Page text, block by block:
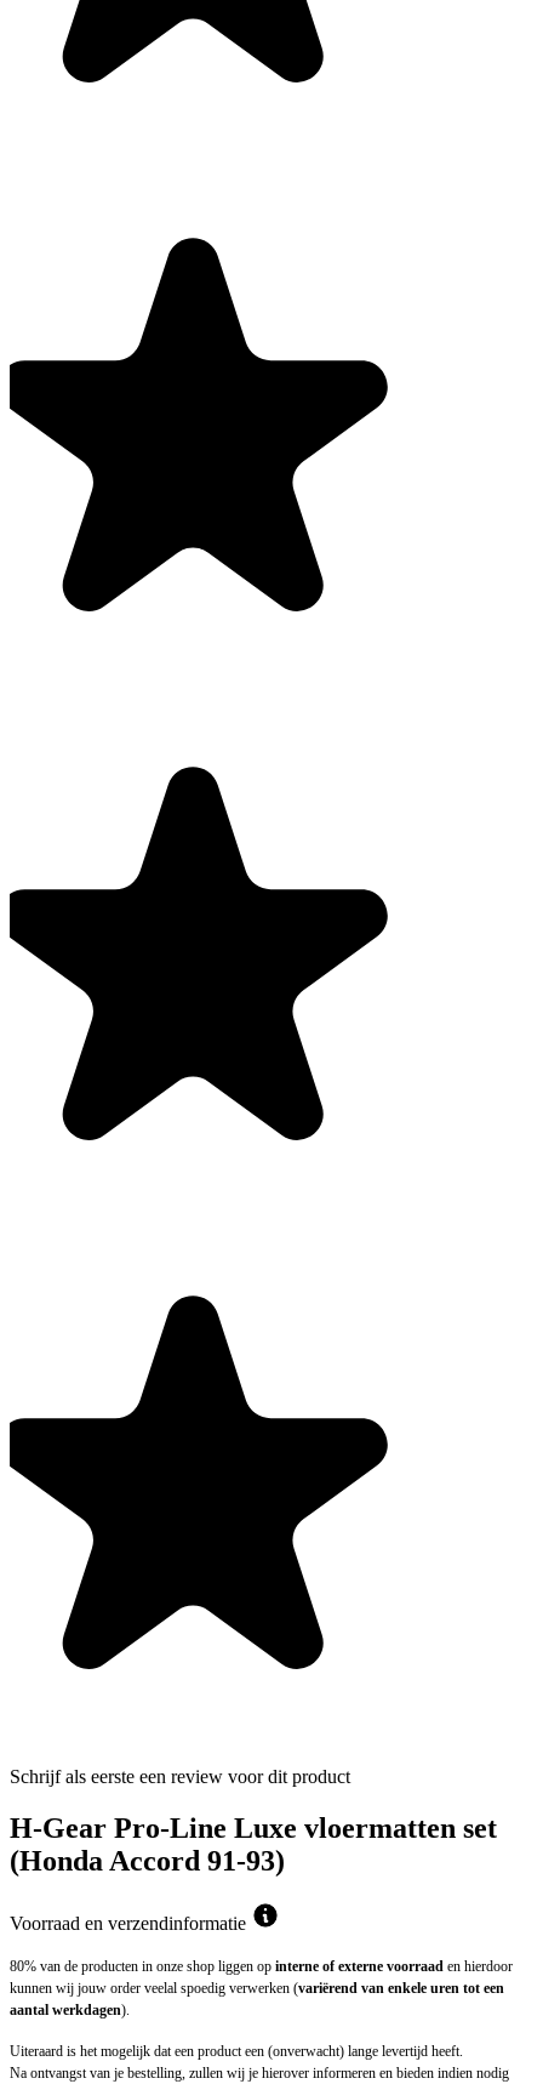
Schrijf als eerste een review voor dit product
H-Gear Pro-Line Luxe vloermatten set
(Honda Accord 91-93)
Voorraad en verzendinformatie
80% van de producten in onze shop liggen op interne of externe voorraad en hierdoor
kunnen wij jouw order veelal spoedig verwerken (variërend van enkele uren tot een
aantal werkdagen).
Uiteraard is het mogelijk dat een product een (onverwacht) lange levertijd heeft.
Na ontvangst van je bestelling, zullen wij je hierover informeren en bieden indien nodig